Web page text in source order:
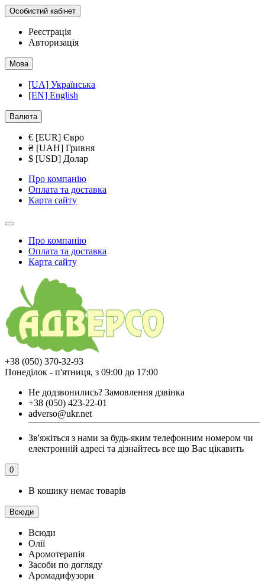
Особистий кабінет
Реєстрація
Авторизація
Мова
[UA] Українська
[EN] English
Валюта
€ [EUR] Євро
₴ [UAH] Гривня
$ [USD] Долар
Про компанію
Оплата та доставка
Карта сайту
Про компанію
Оплата та доставка
Карта сайту
+38 (050) 370-32-93
Понеділок - п'ятниця, з 09:00 до 17:00
Не додзвонились? Замовлення дзвінка
+38 (050) 423-22-01
adverso@ukr.net
Зв'яжіться з нами за будь-яким телефонним номером чи
електронній адресі та дізнайтесь все що Вас цікавить
0
В кошику немає товарів
Всюди
Всюди
Олії
Аромотерапія
Засоби по догляду
Аромадифузори